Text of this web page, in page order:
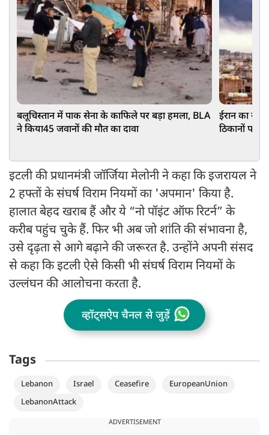
बलूचिस्तान में पाक सेना के काफिले पर बड़ा हमला, BLA
ने किया45 जवानों की मौत का दावा
ईरान का
ठिकानों पर
इटली की प्रधानमंत्री जॉर्जिया मेलोनी ने कहा कि इजरायल ने
2 हफ्तों के संघर्ष विराम नियमों का 'अपमान' किया है.
हालात बेहद खराब हैं और ये “नो पॉइंट ऑफ रिटर्न” के
करीब पहुंच चुके हैं. फिर भी अब जो शांति की संभावना है,
उसे दृढ़ता से आगे बढ़ाने की जरूरत है. उन्होंने अपनी संसद
से कहा कि इटली ऐसे किसी भी संघर्ष विराम नियमों के
उल्लंघन की आलोचना करता है.
व्हॉट्सऐप चैनल से जुड़ें
Tags
Lebanon Israel Ceasefire
EuropeanUnion
LebanonAttack
ADVERTISEMENT